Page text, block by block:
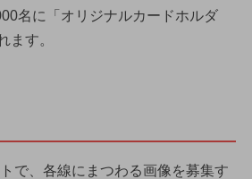
名に「オリジナルカードホルダ
ます。
で、各線にまつわる画像を募集す